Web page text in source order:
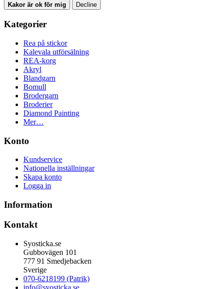
Kakor är ok för mig Decline
Kategorier
Rea på stickor
Kalevala utförsälning
REA-korg
Akryl
Blandgarn
Bomull
Brodergarn
Broderier
Diamond Painting
Mer…
Konto
Kundservice
Nationella inställningar
Skapa konto
Logga in
Information
Kontakt
Syosticka.se
Gubbovägen 101
777 91 Smedjebacken
Sverige
070-6218199 (Patrik)
info@syosticka.se